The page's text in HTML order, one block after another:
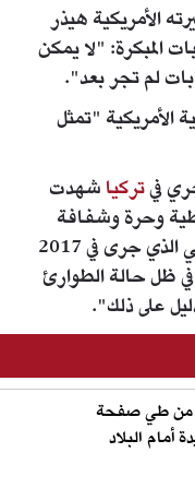
الأمريكية هيذر
المبكرة: "لا يمكن
لم تجر بعد".
"تمثل
فيتركياشهدت
وحرة وشفافة
وعادلة"، مضيفاً أن الاستفتاء الشعبي الذي جرى في 2017
ظل حالة الطوارئ
على ذلك".
من طي صفحة
البلاد